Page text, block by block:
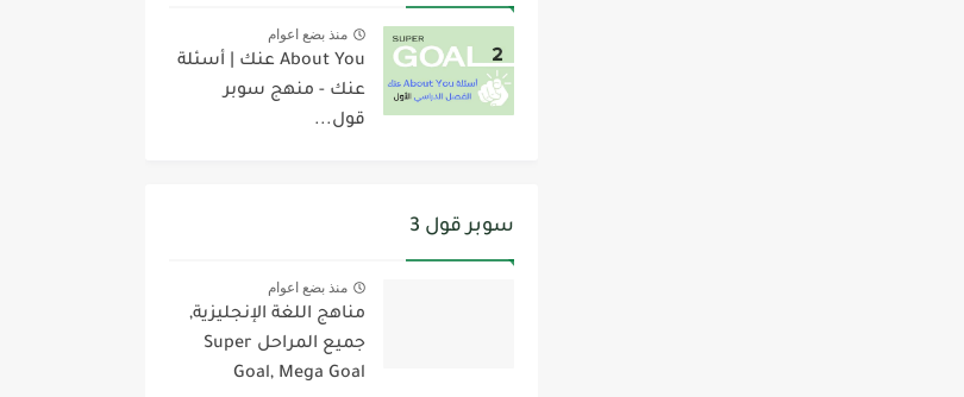
منذ بضع اعوام
About You عنك | أسئلة
عنك - منهج سوبر
قول...
سوبر قول 3
منذ بضع اعوام
مناهج اللغة الإنجليزية,
جميع المراحل Super
Goal, Mega Goal